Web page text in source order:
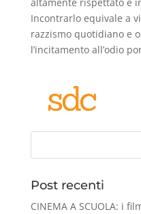
altamente rispettato e
Incontrarlo equivale a
razzismo quotidiano e
l’incitamento all’odio
Post recenti
CINEMA A SCUOLA: i